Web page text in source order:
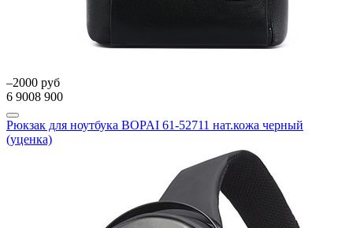
–2000 руб
6 9008 900
Рюкзак для ноутбука BOPAI 61-52711 нат.кожа черный
(уценка)